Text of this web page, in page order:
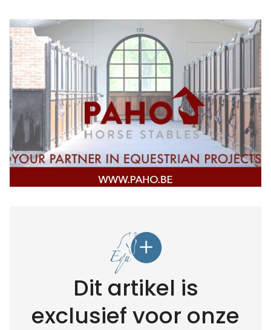
Dit artikel is
exclusief voor onze